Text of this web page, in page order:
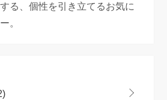
る、個性を引き立てるお気に
。